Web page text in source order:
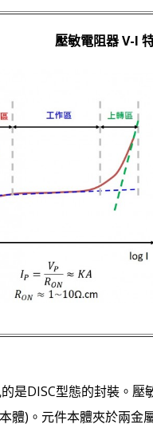
壓敏電阻器 V-I
是DISC型態的封裝。
體)。元件本體夾於兩金